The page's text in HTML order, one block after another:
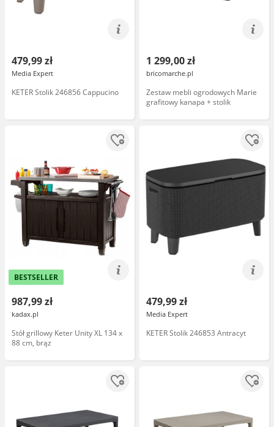
479,99 zł
Media Expert
KETER Stolik 246856 Cappucino
1 299,00 zł
bricomarche.pl
Zestaw mebli ogrodowych Marie
grafitowy kanapa + stolik
BESTSELLER
987,99 zł
kadax.pl
Stół grillowy Keter Unity XL 134 x
88 cm, brąz
479,99 zł
Media Expert
KETER Stolik 246853 Antracyt